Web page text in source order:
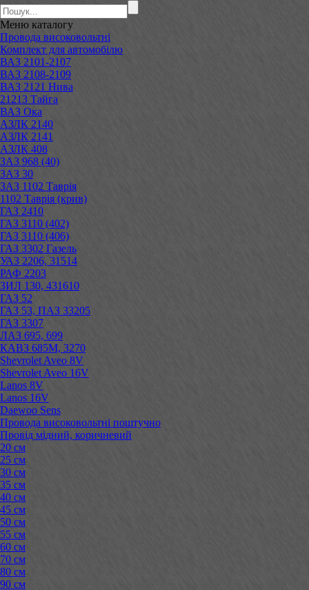
Меню каталогу
Провода високовольтні
Комплект для автомобілю
ВАЗ 2101-2107
ВАЗ 2108-2109
ВАЗ 2121 Нива
21213 Тайга
ВАЗ Ока
АЗЛК 2140
АЗЛК 2141
АЗЛК 408
ЗАЗ 968 (40)
ЗАЗ 30
ЗАЗ 1102 Таврія
1102 Таврія (крив)
ГАЗ 2410
ГАЗ 3110 (402)
ГАЗ 3110 (406)
ГАЗ 3302 Газель
УАЗ 2206, 31514
РАФ 2203
ЗИЛ 130, 431610
ГАЗ 52
ГАЗ 53, ПАЗ 33205
ГАЗ 3307
ЛАЗ 695, 699
КАВЗ 685М, 3270
Shevrolet Aveo 8V
Shevrolet Aveo 16V
Lanos 8V
Lanos 16V
Daewoo Sens
Провода високовольтні поштучно
Провід мідний, коричневий
20 см
25 см
30 см
35 см
40 см
45 см
50 см
55 см
60 см
70 см
80 см
90 см